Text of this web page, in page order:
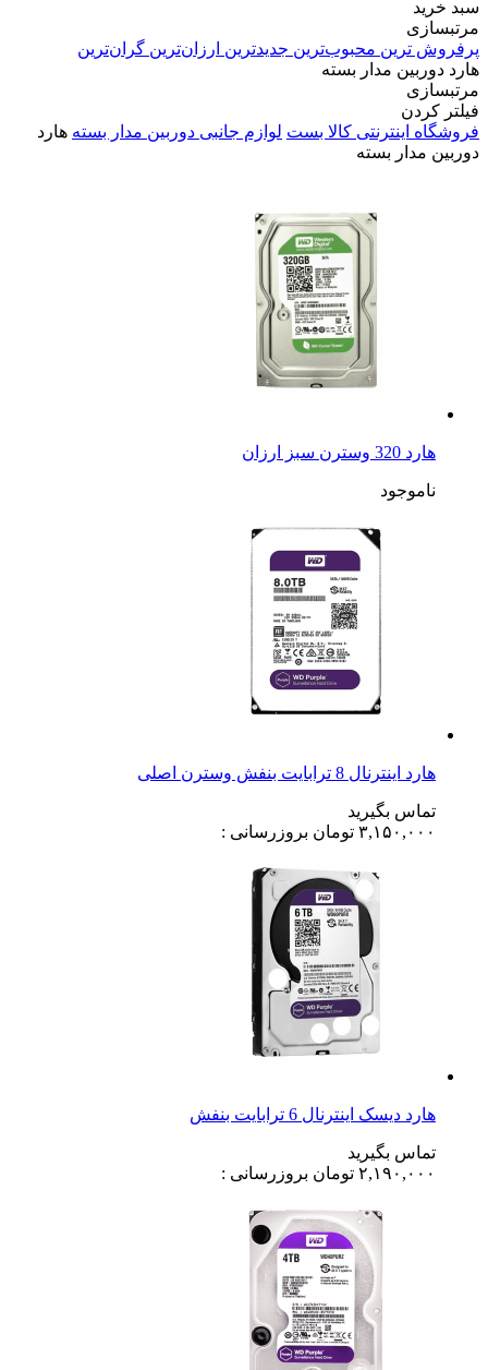
سبد خرید
مرتبسازی
پرفروش ترین محبوب‌ترین جدیدترین ارزان‌ترین گران‌ترین
هارد دوربین مدار بسته
مرتبسازی
فیلتر کردن
فروشگاه اینترنتی کالا بست لوازم جانبی دوربین مدار بسته هارد
دوربین مدار بسته
هارد 320 وسترن سبز ارزان
ناموجود
هارد اینترنال 8 ترابایت بنفش وسترن اصلی
تماس بگیرید
۳,۱۵۰,۰۰۰ تومان بروزرسانی :
هارد دیسک اینترنال 6 ترابایت بنفش
تماس بگیرید
۲,۱۹۰,۰۰۰ تومان بروزرسانی :